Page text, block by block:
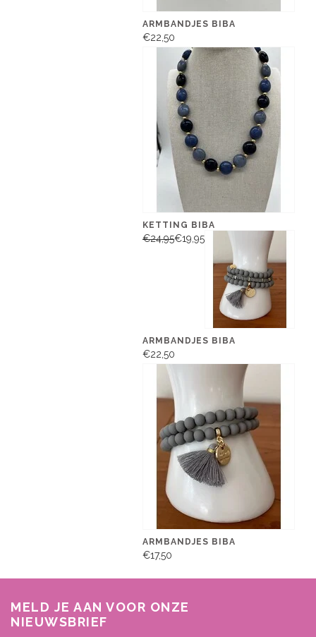
ARMBANDJES BIBA
€22,50
KETTING BIBA
€24,95€19,95
ARMBANDJES BIBA
€22,50
ARMBANDJES BIBA
€17,50
MELD JE AAN VOOR ONZE
NIEUWSBRIEF